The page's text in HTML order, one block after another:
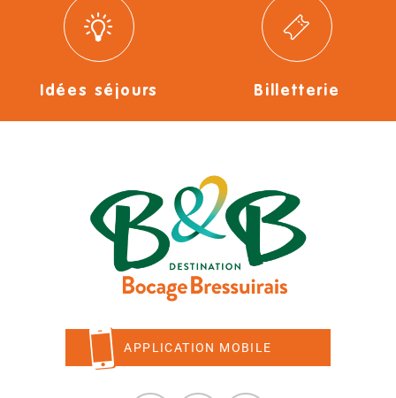
Idées séjours Billetterie
APPLICATION MOBILE